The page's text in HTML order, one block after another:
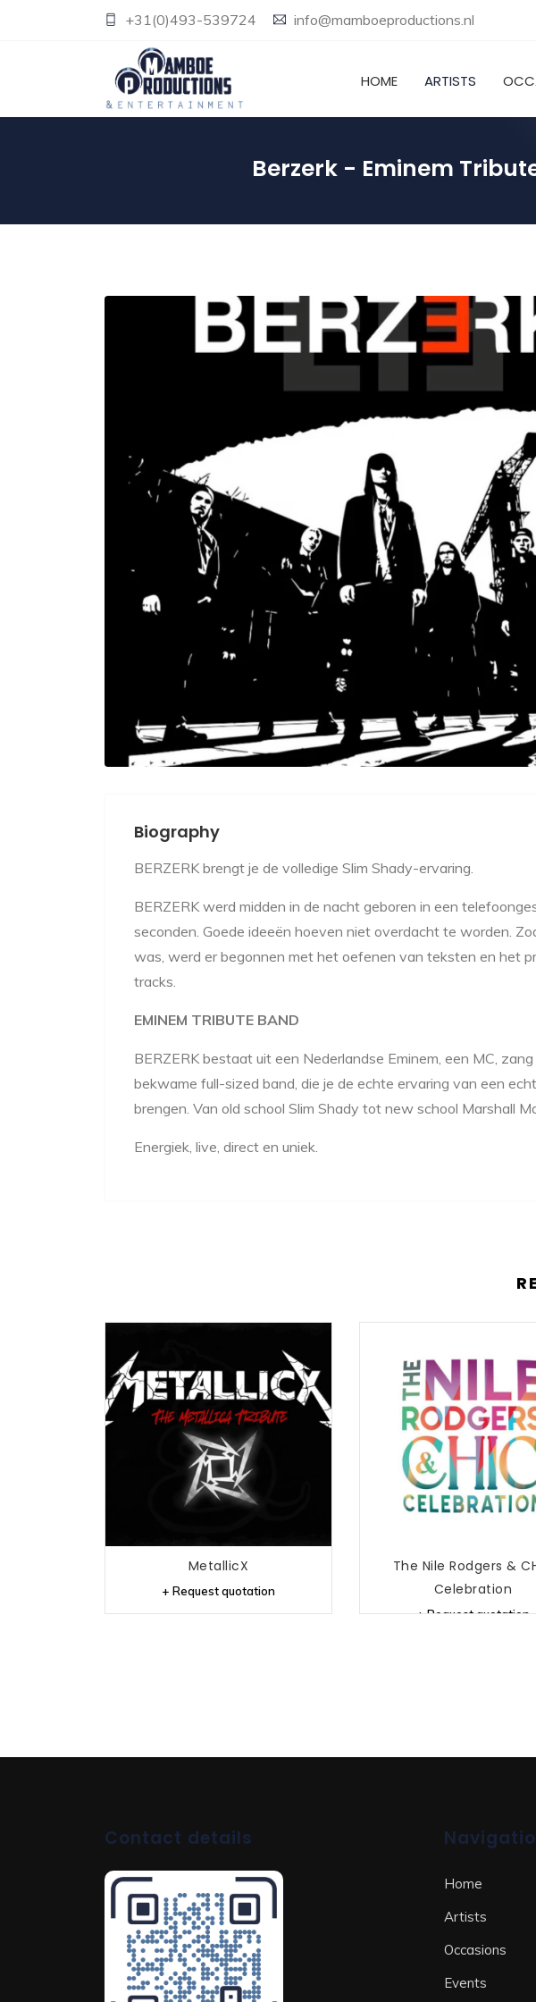
+31(0)493-539724 info@mamboeproductions.nl
HOME ARTISTS
Berzerk - Eminem
Biography
BERZERK brengt je de volledige Slim Shady-ervaring.
BERZERK werd midden in de nacht geboren in een
seconden. Goede ideeën hoeven niet overdacht te worden.
was, werd er begonnen met het oefenen van teksten en het
tracks.
EMINEM TRIBUTE BAND
BERZERK bestaat uit een Nederlandse Eminem, een MC,
bekwame full-sized band, die je de echte ervaring van een
brengen. Van old school Slim Shady tot new school Marshall
Energiek, live, direct en uniek.
MetallicX
+ Request quotation
The Nile Rodgers &
Celebration
+ Request quotation
Contact details
Home
Artists
Occasions
Events